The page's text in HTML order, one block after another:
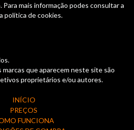
Para mais informação podes consultar a
política de cookies.
que aparecem neste site são
proprietários e/ou autores.
INÍCIO
PREÇOS
FUNCIONA